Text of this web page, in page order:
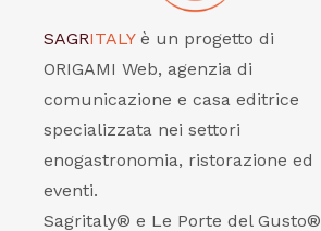
SAGRITALY è un progetto di
ORIGAMI Web, agenzia di
comunicazione e casa editrice
specializzata nei settori
enogastronomia, ristorazione ed
eventi.
Sagritaly® e Le Porte del Gusto®